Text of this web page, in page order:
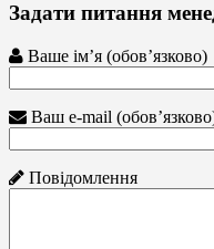
Задати питання
Ваше ім’я (обов’язково)
Ваш e-mail
Повідомлення